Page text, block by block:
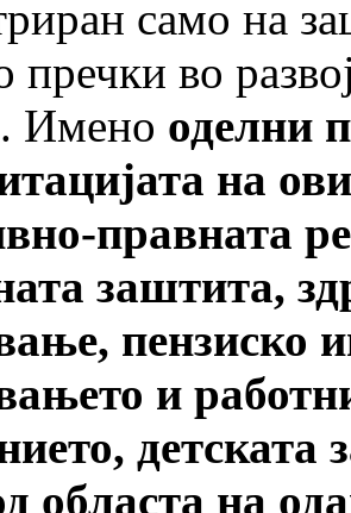
само на
пречки во
Имено оделни
на
правната
заштита,
пензиско
и
областа на